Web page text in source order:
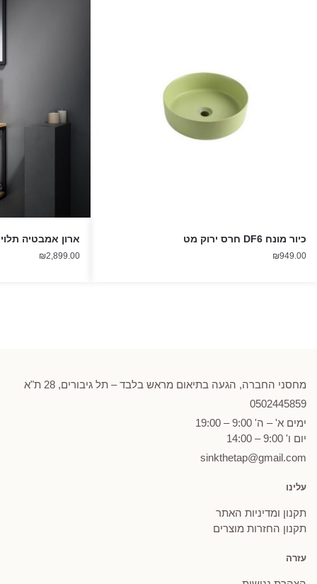
כיור מונח DF6 חרס ירוק מט
₪949.00
ארון אמבטיה תלוי
₪2,899.00
מחסני החברה, הגעה בתיאום מראש בלבד – תל גיבורים, 28 ת"א
0502445859
ימים א' – ה' 9:00 – 19:00
יום ו' 9:00 – 14:00
sinkthetap@gmail.com
עלינו
תקנון ומדיניות האתר
תקנון החזרות מוצרים
עזרה